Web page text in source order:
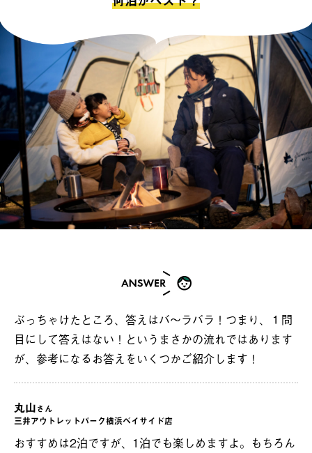
ぶっちゃけたところ、答えはバ～ラバラ！つまり、１問
目にして答えはない！というまさかの流れではあります
が、参考になるお答えをいくつかご紹介します！
丸山さん
三井アウトレットパーク横浜ベイサイド店
おすすめは2泊ですが、1泊でも楽しめますよ。もちろん